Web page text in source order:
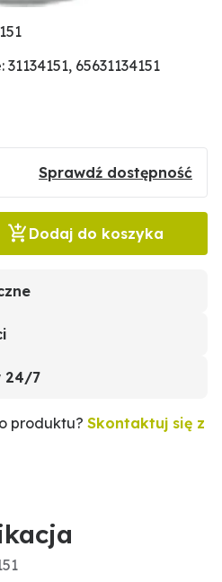
65631134151
Sprawdź dostępność
Dodaj do koszyka
24/7
produktu? Skontaktuj się z